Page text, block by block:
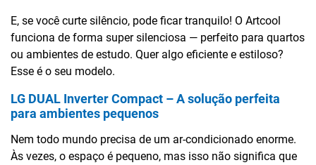
E, se você curte silêncio, pode ficar tranquilo! O Artcool
funciona de forma super silenciosa — perfeito para quartos
ou ambientes de estudo. Quer algo eficiente e estiloso?
Esse é o seu modelo.
LG DUAL Inverter Compact – A solução perfeita
para ambientes pequenos
Nem todo mundo precisa de um ar-condicionado enorme.
Às vezes, o espaço é pequeno, mas isso não significa que